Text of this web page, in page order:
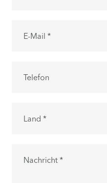
E-Mail *
Telefon
Land *
Nachricht *